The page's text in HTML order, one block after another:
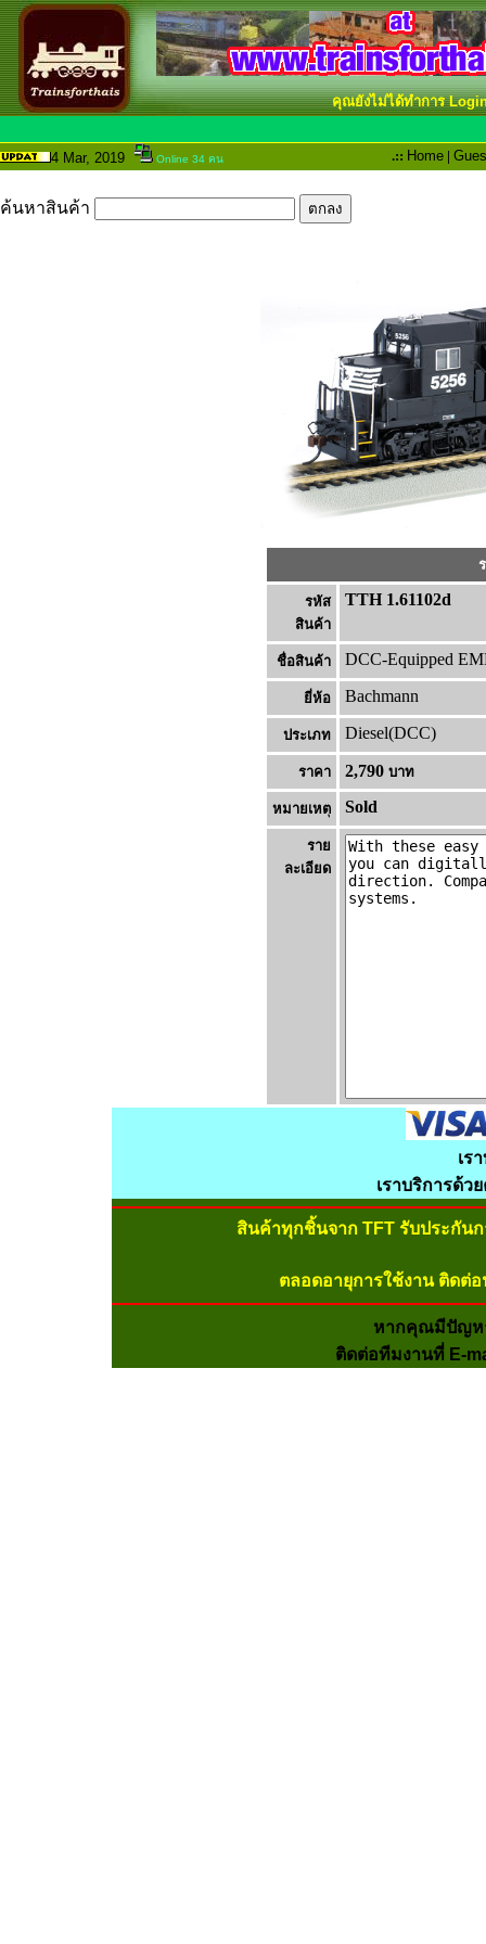
คุณยังไม่ได้ทำการ
4 Mar, 2019 Online 34 คน .:: Home |
ค้นหาสินค้า
รหัส
สินค้า
TTH 1.61102d
ชื่อสินค้า DCC-Equipped
ยี่ห้อ Bachmann
ประเภท Diesel(DCC)
ราคา 2,790 บาท
หมายเหต Sold
ราย
ละเอียด
เร
เราบริการด้ว
สินค้าทุกชิ้นจาก TFT รับประกัน
ตลอดอายุการใช้งาน ติดต่
หากคุณมีปัญห
ติดต่อทีมงานที่ E-